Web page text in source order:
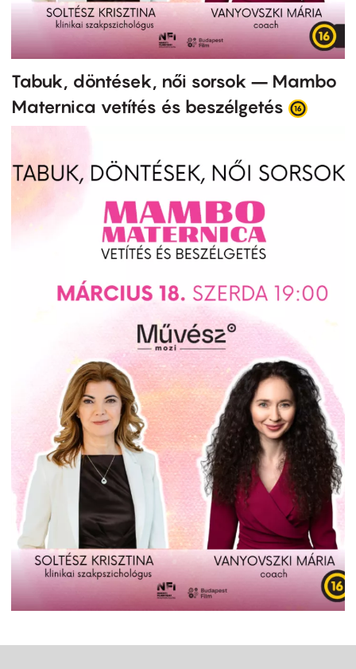
Tabuk, döntések, női sorsok – Mambo
Maternica vetítés és beszélgetés